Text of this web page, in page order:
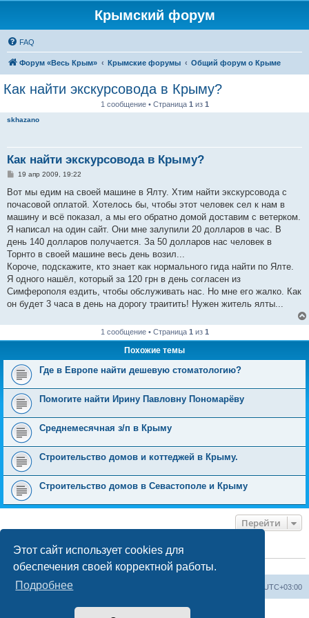
Этот сайт использует cookies для
обеспечения своей корректной работы.
Подробнее
Крымский форум
FAQ
Форум «Весь Крым» Крымские форумы Общий форум о Крыме
Как найти экскурсовода в Крыму?
1 сообщение • Страница 1 из 1
skhazano
Как найти экскурсовода в Крыму?
С
о
щ
е
и
е
19 апр 2009, 19:22
Вот мы едим на своей машине в Ялту. Хтим найти экскурсовода с
почасовой оплатой. Хотелось бы, чтобы этот человек сел к нам в
машину и всё показал, а мы его обратно домой доставим с ветерком.
Я написал на один сайт. Они мне залупили 20 долларов в час. В
день 140 долларов получается. За 50 долларов нас человек в
Торнто в своей машине весь день возил...
Короче, подскажите, кто знает как нормального гида найти по Ялте.
Я одного нашёл, который за 120 грн в день согласен из
Симферополя ездить, чтобы обслуживать нас. Но мне его жалко. Как
он будет 3 часа в день на дорогу траитить! Нужен житель ялты...
1 сообщение • Страница 1 из 1
Похожие темы
Где в Европе найти дешевую стоматологию?
Помогите найти Ирину Павловну Пономарёву
Среднемесячная з/п в Крыму
Строительство домов и коттеджей в Крыму.
Строительство домов в Севастополе и Крыму
Перейти
КТО СЕЙЧАС НА КОНФЕРЕНЦИИ
Сейчас этот форум просматривают:ClaudeBot [ИИ бот]и 0 гостей
Форум «Весь Крым» UTC+03:00
Создано на основе phpBB® Forum Software © phpBB Limited